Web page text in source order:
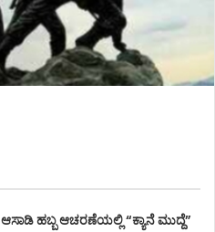
ಹಬ್ಬ ಆಚರಣೆಯಲ್ಲಿ “ಕ್ಯಾನೆ ಮುದ್ದೆ”